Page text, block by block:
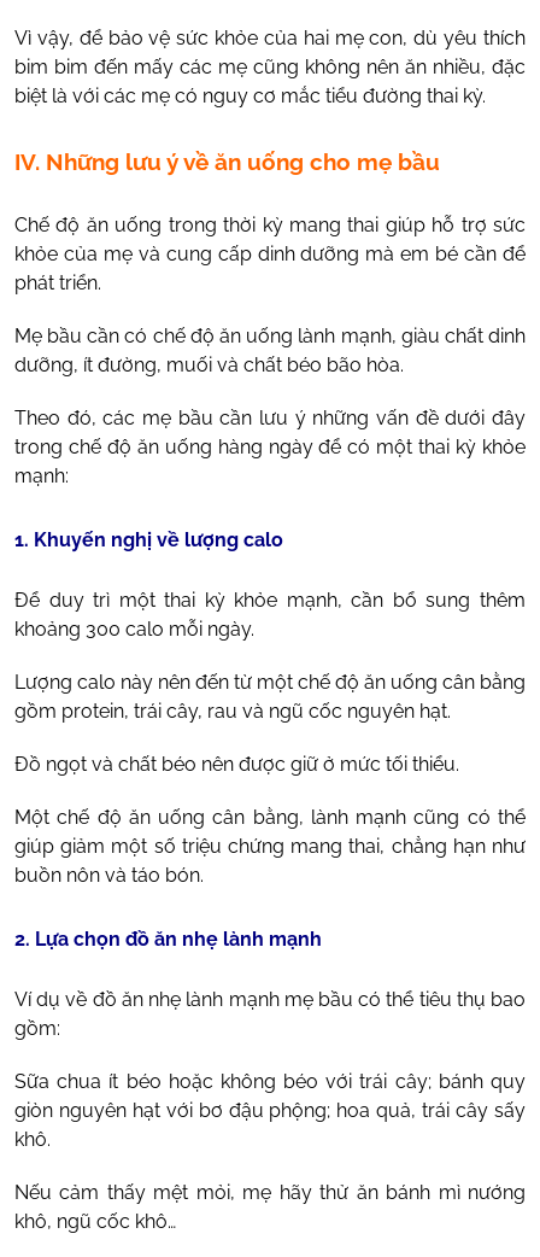
Vì vậy, để bảo vệ sức khỏe của hai mẹ con, dù yêu thích
bim bim đến mấy các mẹ cũng không nên ăn nhiều, đặc
biệt là với các mẹ có nguy cơ mắc tiểu đường thai kỳ.
IV. Những lưu ý về ăn uống cho mẹ bầu
Chế độ ăn uống trong thời kỳ mang thai giúp hỗ trợ sức
khỏe của mẹ và cung cấp dinh dưỡng mà em bé cần để
phát triển.
Mẹ bầu cần có chế độ ăn uống lành mạnh, giàu chất dinh
dưỡng, ít đường, muối và chất béo bão hòa.
Theo đó, các mẹ bầu cần lưu ý những vấn đề dưới đây
trong chế độ ăn uống hàng ngày để có một thai kỳ khỏe
mạnh:
1. Khuyến nghị về lượng calo
Để duy trì một thai kỳ khỏe mạnh, cần bổ sung thêm
khoảng 300 calo mỗi ngày.
Lượng calo này nên đến từ một chế độ ăn uống cân bằng
gồm protein, trái cây, rau và ngũ cốc nguyên hạt.
Đồ ngọt và chất béo nên được giữ ở mức tối thiểu.
Một chế độ ăn uống cân bằng, lành mạnh cũng có thể
giúp giảm một số triệu chứng mang thai, chẳng hạn như
buồn nôn và táo bón.
2. Lựa chọn đồ ăn nhẹ lành mạnh
Ví dụ về đồ ăn nhẹ lành mạnh mẹ bầu có thể tiêu thụ bao
gồm:
Sữa chua ít béo hoặc không béo với trái cây; bánh quy
giòn nguyên hạt với bơ đậu phộng; hoa quả, trái cây sấy
khô.
Nếu cảm thấy mệt mỏi, mẹ hãy thử ăn bánh mì nướng
khô, ngũ cốc khô…